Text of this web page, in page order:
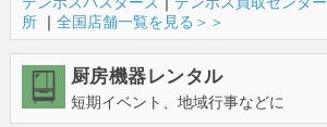
所｜ 全国店舗一覧を見る＞＞
厨房機器レンタル
短期イベント、地域行事などに